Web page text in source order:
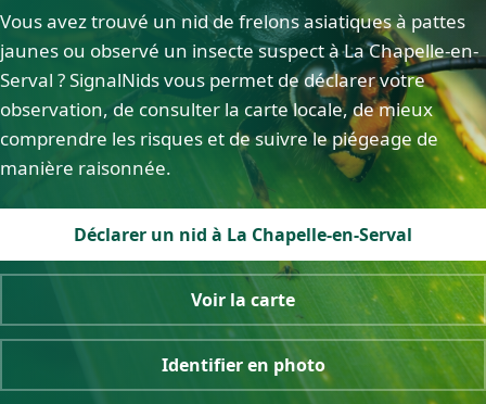
Vous avez trouvé un nid de frelons asiatiques à pattes
jaunes ou observé un insecte suspect à La Chapelle-en-
Serval ? SignalNids vous permet de déclarer votre
observation, de consulter la carte locale, de mieux
comprendre les risques et de suivre le piégeage de
manière raisonnée.
Déclarer un nid à La Chapelle-en-Serval
Voir la carte
Identifier en photo